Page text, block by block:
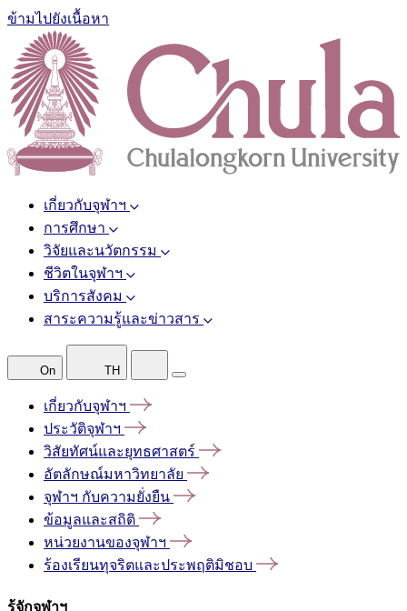
ข้ามไปยังเนื้อหา
เกี่ยวกับจุฬาฯ
การศึกษา
วิจัยและนวัตกรรม
ชีวิตในจุฬาฯ
บริการสังคม
สาระความรู้และข่าวสาร
On TH
เกี่ยวกับจุฬาฯ
ประวัติจุฬาฯ
วิสัยทัศน์และยุทธศาสตร์
อัตลักษณ์มหาวิทยาลัย
จุฬาฯ กับความยั่งยืน
ข้อมูลและสถิติ
หน่วยงานของจุฬาฯ
ร้องเรียนทุจริตและประพฤติมิชอบ
รู้จักจุฬาฯ